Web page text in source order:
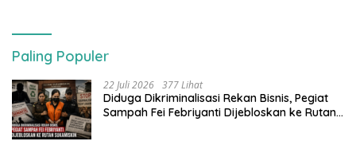
Paling Populer
22 Juli 2026 377 Lihat
Diduga Dikriminalisasi Rekan Bisnis, Pegiat
Sampah Fei Febriyanti Dijebloskan ke Rutan